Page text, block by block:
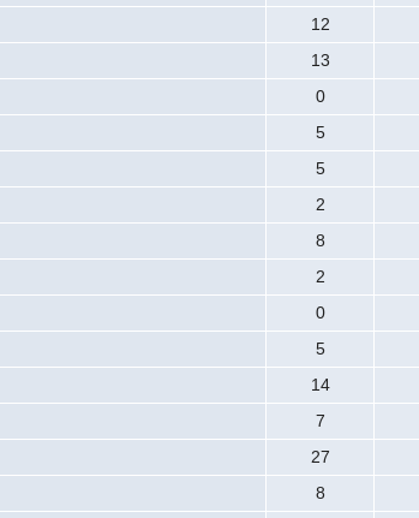
12
13
0
5
5
2
8
2
0
5
14
7
27
8